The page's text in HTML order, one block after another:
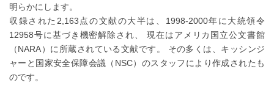
明らかにします。
収録された2,163点の文献の大半は、1998-2000年に大統領令
12958号に基づき機密解除され、 現在はアメリカ国立公文書館
（NARA）に所蔵されている文献です。 その多くは、キッシンジ
ャーと国家安全保障会議（NSC）のスタッフにより作成されたも
のです。